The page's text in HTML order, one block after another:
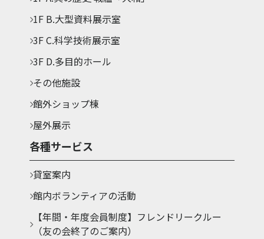
1F B.大型資料展示室
3F C.科学技術展示室
3F D.多目的ホール
その他施設
館外ショップ棟
屋外展示
各種サービス
貸室案内
館内ボランティアの活動
【年間・年度会員制度】フレンドリークルー
（友の会終了のご案内）